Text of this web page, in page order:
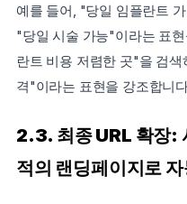
예를 들어, "당일 임플란트
"당일 시술 가능"이라는 표
란트 비용 저렴한 곳"을 검
격"이라는 표현을 강조합니
2.3. 최종 URL 확장:
적의 랜딩페이지로